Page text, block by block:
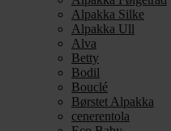
Alpakka Silke
Alpakka Ull
Alva
Betty
Bodil
Bouclé
Børstet Alpakka
cenerentola